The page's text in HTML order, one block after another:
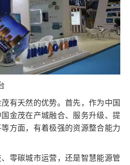
有天然的优势。首先，作为中国
金茂在产城融合、服务升级、提
方面，有着极强的资源整合能力
零碳城市运营，还是智慧能源管